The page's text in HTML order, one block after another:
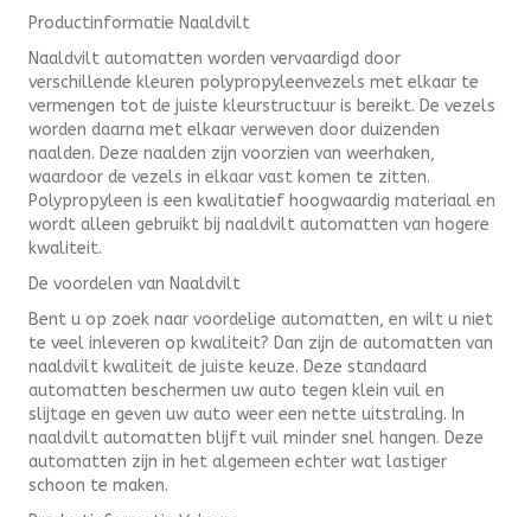
Productinformatie Naaldvilt
Naaldvilt automatten worden vervaardigd door
verschillende kleuren polypropyleenvezels met elkaar te
vermengen tot de juiste kleurstructuur is bereikt. De vezels
worden daarna met elkaar verweven door duizenden
naalden. Deze naalden zijn voorzien van weerhaken,
waardoor de vezels in elkaar vast komen te zitten.
Polypropyleen is een kwalitatief hoogwaardig materiaal en
wordt alleen gebruikt bij naaldvilt automatten van hogere
kwaliteit.
De voordelen van Naaldvilt
Bent u op zoek naar voordelige automatten, en wilt u niet
te veel inleveren op kwaliteit? Dan zijn de automatten van
naaldvilt kwaliteit de juiste keuze. Deze standaard
automatten beschermen uw auto tegen klein vuil en
slijtage en geven uw auto weer een nette uitstraling. In
naaldvilt automatten blijft vuil minder snel hangen. Deze
automatten zijn in het algemeen echter wat lastiger
schoon te maken.